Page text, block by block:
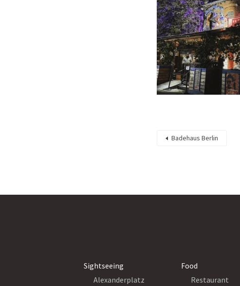
Badehaus Berlin
Sightseeing
Alexanderplatz
Food
Restaurant